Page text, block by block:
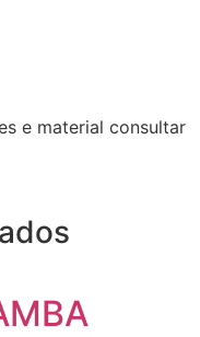
e material consultar